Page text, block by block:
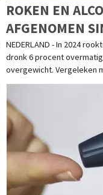
ROKEN EN
AFGENOMEN
NEDERLAND - In 2024
dronk 6 procent
overgewicht. Vergeleken